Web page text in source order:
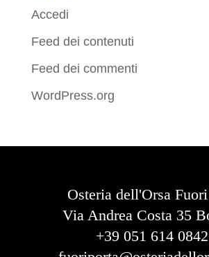
Accedi
Feed dei contenuti
Feed dei commenti
WordPress.org
Osteria dell'Orsa
Via Andrea Costa 35
+39 051 614